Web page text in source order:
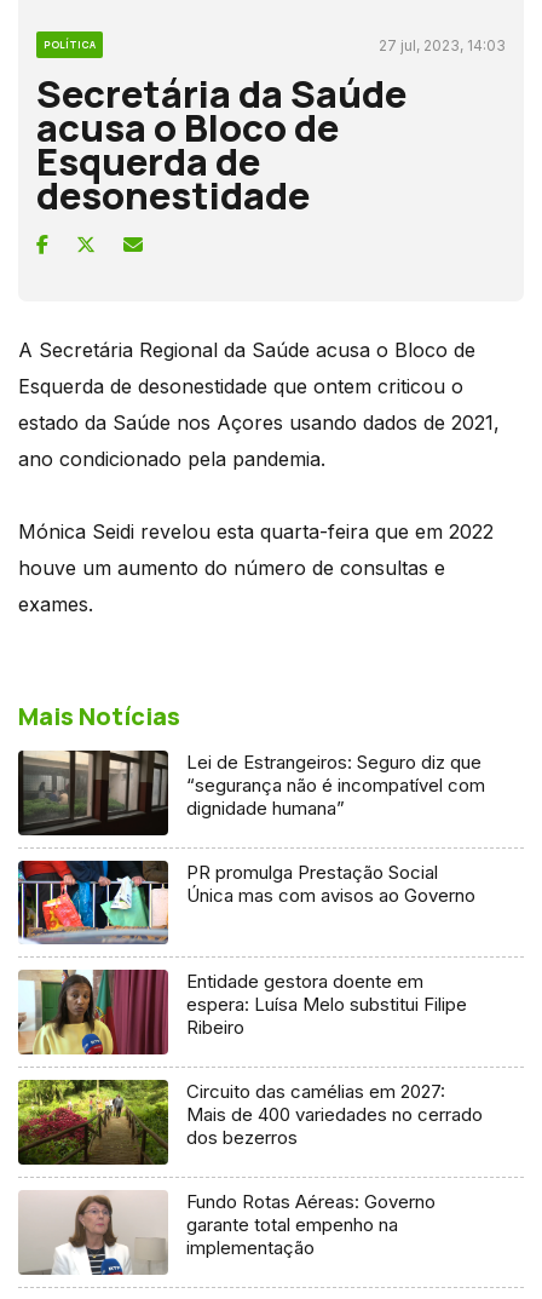
POLÍTICA 27 jul, 2023, 14:03
Secretária da Saúde
acusa o Bloco de
Esquerda de
desonestidade
A Secretária Regional da Saúde acusa o Bloco de
Esquerda de desonestidade que ontem criticou o
estado da Saúde nos Açores usando dados de 2021,
ano condicionado pela pandemia.
Mónica Seidi revelou esta quarta-feira que em 2022
houve um aumento do número de consultas e
exames.
Mais Notícias
Lei de Estrangeiros: Seguro diz que
“segurança não é incompatível com
dignidade humana”
PR promulga Prestação Social
Única mas com avisos ao Governo
Entidade gestora doente em
espera: Luísa Melo substitui Filipe
Ribeiro
Circuito das camélias em 2027:
Mais de 400 variedades no cerrado
dos bezerros
Fundo Rotas Aéreas: Governo
garante total empenho na
implementação